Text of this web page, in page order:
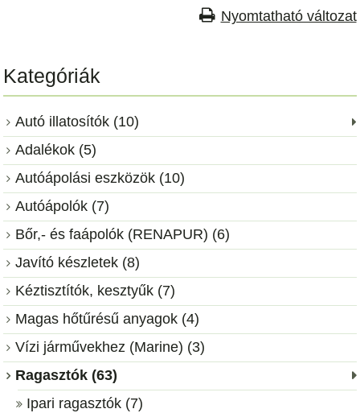
Nyomtatható változat
Kategóriák
Autó illatosítók (10)
Adalékok (5)
Autóápolási eszközök (10)
Autóápolók (7)
Bőr,- és faápolók (RENAPUR) (6)
Javító készletek (8)
Kéztisztítók, kesztyűk (7)
Magas hőtűrésű anyagok (4)
Vízi járművekhez (Marine) (3)
Ragasztók (63)
Ipari ragasztók (7)